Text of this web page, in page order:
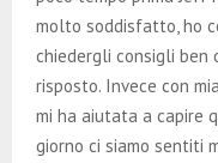
molto soddisfatto, ho
chiedergli consigli ben
risposto. Invece con
mi ha aiutata a capire
giorno ci siamo sentiti